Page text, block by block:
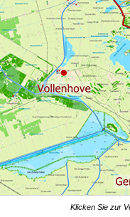
Klicken Sie zur